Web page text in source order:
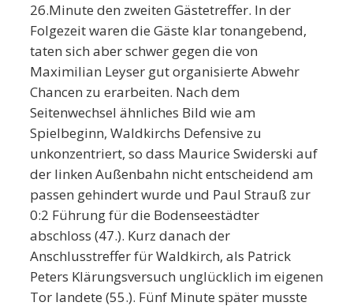
26.Minute den zweiten Gästetreffer. In der
Folgezeit waren die Gäste klar tonangebend,
taten sich aber schwer gegen die von
Maximilian Leyser gut organisierte Abwehr
Chancen zu erarbeiten. Nach dem
Seitenwechsel ähnliches Bild wie am
Spielbeginn, Waldkirchs Defensive zu
unkonzentriert, so dass Maurice Swiderski auf
der linken Außenbahn nicht entscheidend am
passen gehindert wurde und Paul Strauß zur
0:2 Führung für die Bodenseestädter
abschloss (47.). Kurz danach der
Anschlusstreffer für Waldkirch, als Patrick
Peters Klärungsversuch unglücklich im eigenen
Tor landete (55.). Fünf Minute später musste